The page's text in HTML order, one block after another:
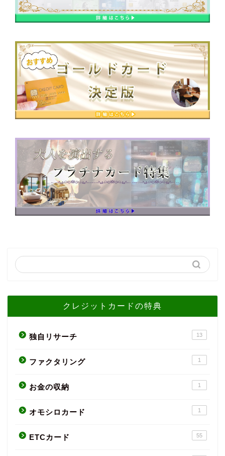
クレジットカードの特典
独自リサーチ 13
ファクタリング 1
お金の収納 1
オモシロカード 1
ETCカード 55